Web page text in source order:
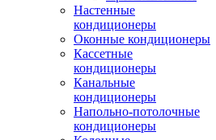
Настенные
кондиционеры
Оконные кондиционеры
Кассетные
кондиционеры
Канальные
кондиционеры
Напольно-потолочные
кондиционеры